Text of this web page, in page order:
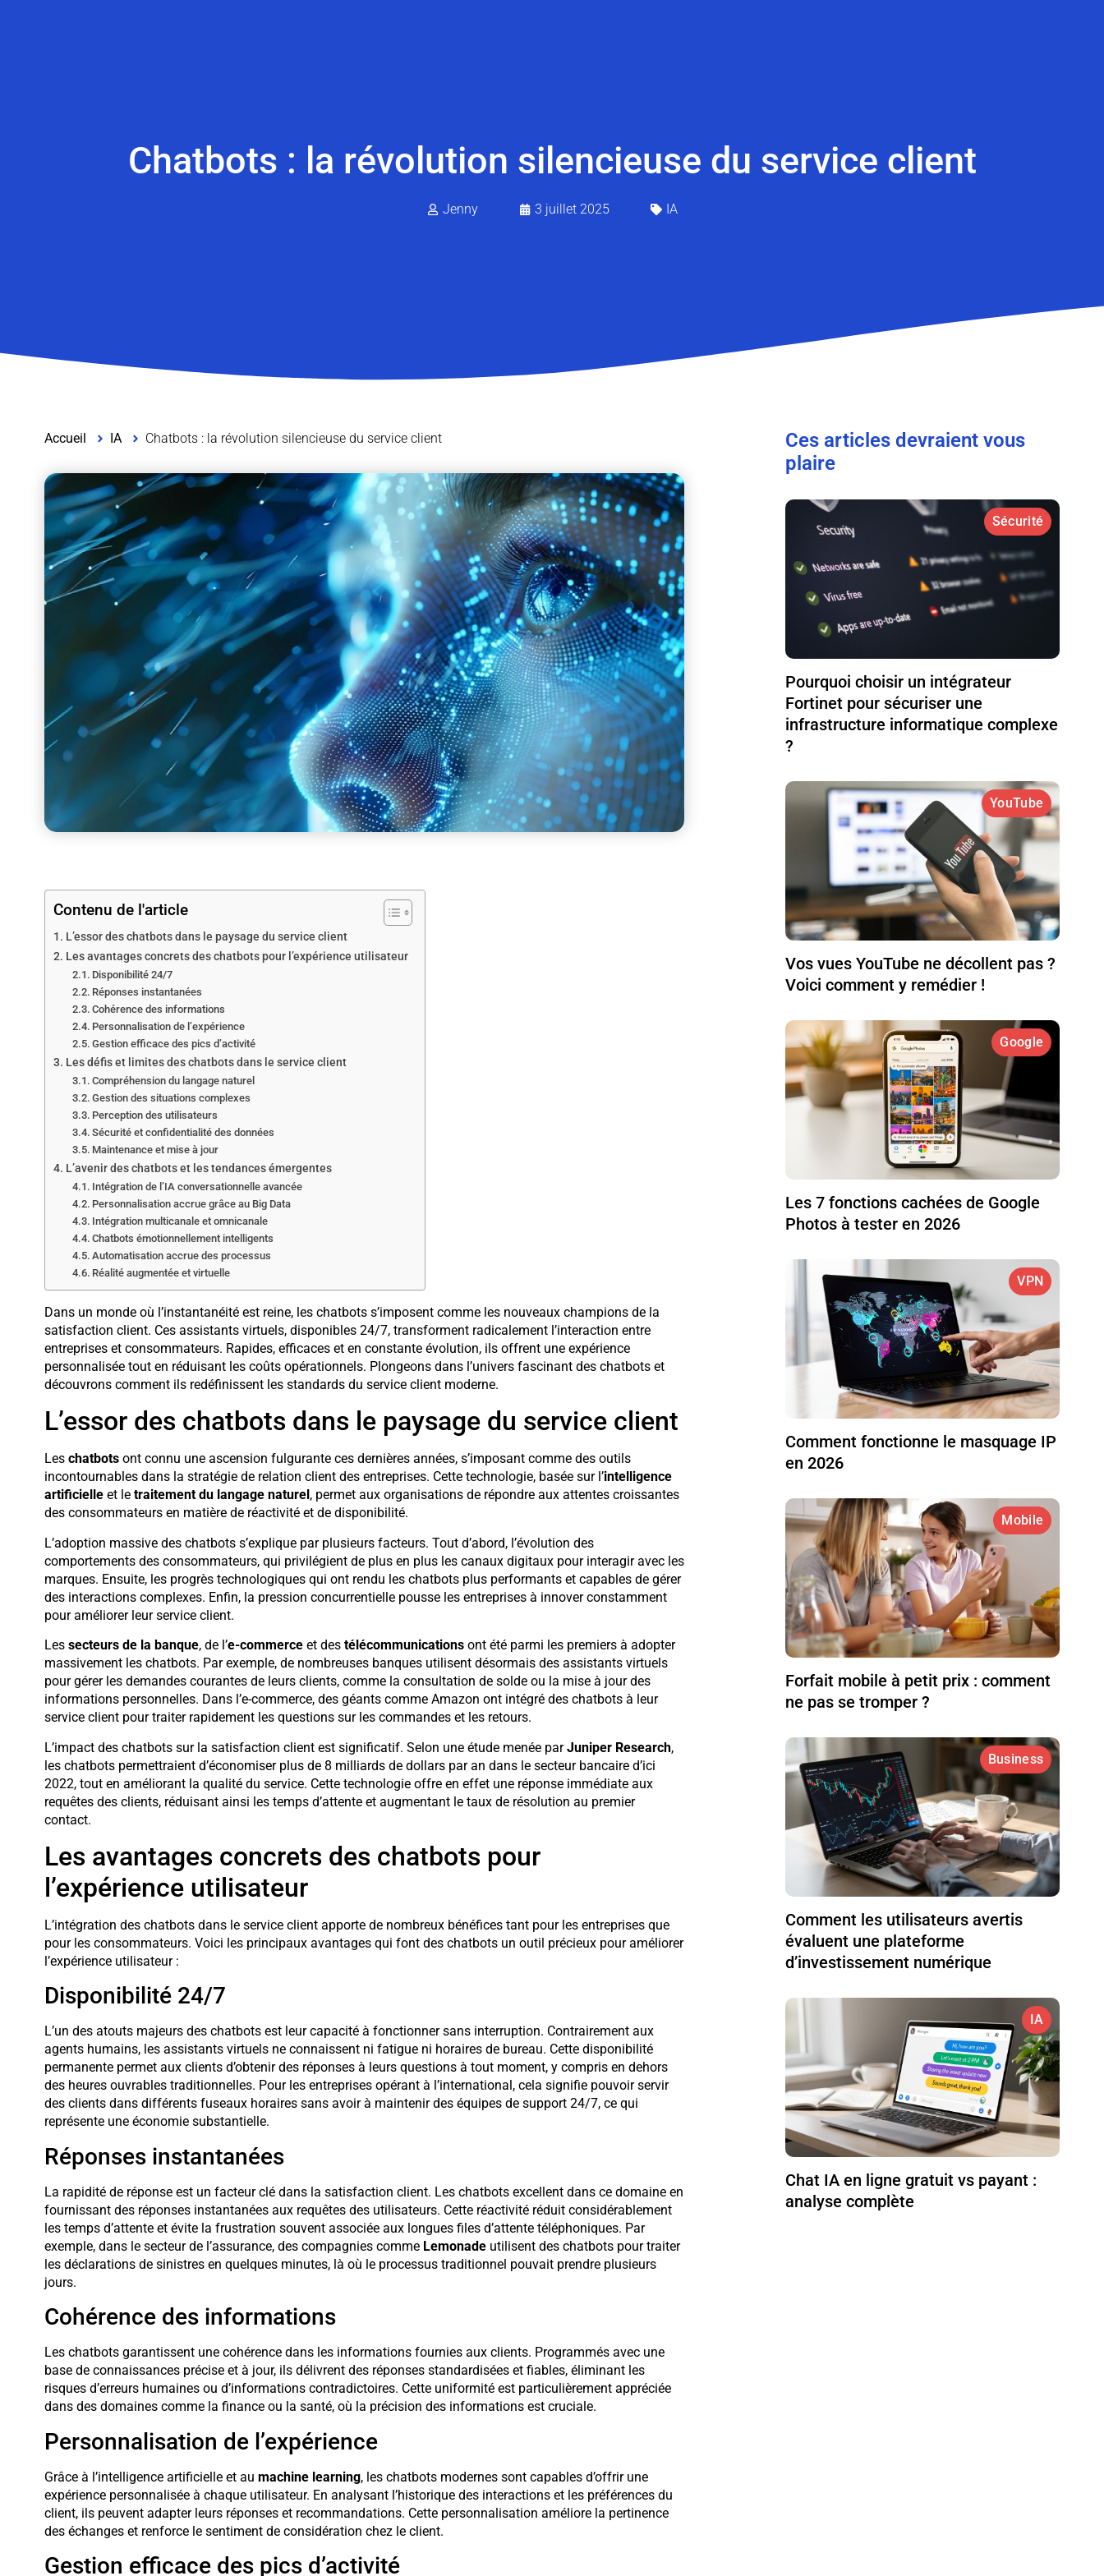
Chatbots : la révolution silencieuse du service client
Jenny 3 juillet 2025 IA
Accueil IA Chatbots : la révolution silencieuse du service client
Contenu de l'article
L’essor des chatbots dans le paysage du service client
Les avantages concrets des chatbots pour l’expérience utilisateur
Disponibilité 24/7
Réponses instantanées
Cohérence des informations
Personnalisation de l’expérience
Gestion efficace des pics d’activité
Les défis et limites des chatbots dans le service client
Compréhension du langage naturel
Gestion des situations complexes
Perception des utilisateurs
Sécurité et confidentialité des données
Maintenance et mise à jour
L’avenir des chatbots et les tendances émergentes
Intégration de l’IA conversationnelle avancée
Personnalisation accrue grâce au Big Data
Intégration multicanale et omnicanale
Chatbots émotionnellement intelligents
Automatisation accrue des processus
Réalité augmentée et virtuelle
Dans un monde où l’instantanéité est reine, les chatbots s’imposent comme les nouveaux champions de la
satisfaction client. Ces assistants virtuels, disponibles 24/7, transforment radicalement l’interaction entre
entreprises et consommateurs. Rapides, efficaces et en constante évolution, ils offrent une expérience
personnalisée tout en réduisant les coûts opérationnels. Plongeons dans l’univers fascinant des chatbots et
découvrons comment ils redéfinissent les standards du service client moderne.
L’essor des chatbots dans le paysage du service client
Les chatbotsont connu une ascension fulgurante ces dernières années, s’imposant comme des outils
incontournables dans la stratégie de relation client des entreprises. Cette technologie, basée sur l’intelligence
artificielleet le traitement du langage naturel , permet aux organisations de répondre aux attentes croissantes
des consommateurs en matière de réactivité et de disponibilité.
L’adoption massive des chatbots s’explique par plusieurs facteurs. Tout d’abord, l’évolution des
comportements des consommateurs, qui privilégient de plus en plus les canaux digitaux pour interagir avec les
marques. Ensuite, les progrès technologiques qui ont rendu les chatbots plus performants et capables de gérer
des interactions complexes. Enfin, la pression concurrentielle pousse les entreprises à innover constamment
pour améliorer leur service client.
Les secteurs de la banque, de l’e-commerceet des télécommunicationsont été parmi les premiers à adopter
massivement les chatbots. Par exemple, de nombreuses banques utilisent désormais des assistants virtuels
pour gérer les demandes courantes de leurs clients, comme la consultation de solde ou la mise à jour des
informations personnelles. Dans l’e-commerce, des géants comme Amazon ont intégré des chatbots à leur
service client pour traiter rapidement les questions sur les commandes et les retours.
L’impact des chatbots sur la satisfaction client est significatif. Selon une étude menée parJuniper Research,
les chatbots permettraient d’économiser plus de 8 milliards de dollars par an dans le secteur bancaire d’ici
2022, tout en améliorant la qualité du service. Cette technologie offre en effet une réponse immédiate aux
requêtes des clients, réduisant ainsi les temps d’attente et augmentant le taux de résolution au premier
contact.
Les avantages concrets des chatbots pour
l’expérience utilisateur
L’intégration des chatbots dans le service client apporte de nombreux bénéfices tant pour les entreprises que
pour les consommateurs. Voici les principaux avantages qui font des chatbots un outil précieux pour améliorer
l’expérience utilisateur :
Disponibilité 24/7
L’un des atouts majeurs des chatbots est leur capacité à fonctionner sans interruption. Contrairement aux
agents humains, les assistants virtuels ne connaissent ni fatigue ni horaires de bureau. Cette disponibilité
permanente permet aux clients d’obtenir des réponses à leurs questions à tout moment, y compris en dehors
des heures ouvrables traditionnelles. Pour les entreprises opérant à l’international, cela signifie pouvoir servir
des clients dans différents fuseaux horaires sans avoir à maintenir des équipes de support 24/7, ce qui
représente une économie substantielle.
Réponses instantanées
La rapidité de réponse est un facteur clé dans la satisfaction client. Les chatbots excellent dans ce domaine en
fournissant des réponses instantanées aux requêtes des utilisateurs. Cette réactivité réduit considérablement
les temps d’attente et évite la frustration souvent associée aux longues files d’attente téléphoniques. Par
exemple, dans le secteur de l’assurance, des compagnies comme Lemonadeutilisent des chatbots pour traiter
les déclarations de sinistres en quelques minutes, là où le processus traditionnel pouvait prendre plusieurs
jours.
Cohérence des informations
Les chatbots garantissent une cohérence dans les informations fournies aux clients. Programmés avec une
base de connaissances précise et à jour, ils délivrent des réponses standardisées et fiables, éliminant les
risques d’erreurs humaines ou d’informations contradictoires. Cette uniformité est particulièrement appréciée
dans des domaines comme la finance ou la santé, où la précision des informations est cruciale.
Personnalisation de l’expérience
Grâce à l’intelligence artificielle et au machine learning, les chatbots modernes sont capables d’offrir une
expérience personnalisée à chaque utilisateur. En analysant l’historique des interactions et les préférences du
client, ils peuvent adapter leurs réponses et recommandations. Cette personnalisation améliore la pertinence
des échanges et renforce le sentiment de considération chez le client.
Gestion efficace des pics d’activité
Ces articles devraient vous
plaire
Sécurité
Pourquoi choisir un intégrateur
Fortinet pour sécuriser une
infrastructure informatique complexe
?
YouTube
Vos vues YouTube ne décollent pas ?
Voici comment y remédier !
Google
Les 7 fonctions cachées de Google
Photos à tester en 2026
VPN
Comment fonctionne le masquage IP
en 2026
Mobile
Forfait mobile à petit prix : comment
ne pas se tromper ?
Business
Comment les utilisateurs avertis
évaluent une plateforme
d’investissement numérique
IA
Chat IA en ligne gratuit vs payant :
analyse complète